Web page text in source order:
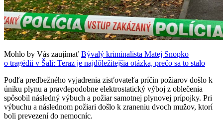
Mohlo by Vás zaujímať Bývalý kriminalista Matej Snopko
o tragédii v Šali: Teraz je najdôležitejšia otázka, prečo sa to stalo
Podľa predbežného vyjadrenia zisťovateľa príčin požiarov došlo k
úniku plynu a pravdepodobne elektrostatický výboj z oblečenia
spôsobil následný výbuch a požiar samotnej plynovej prípojky. Pri
výbuchu a následnom požiari došlo k zraneniu dvoch mužov, ktorí
boli prevezení do nemocníc.